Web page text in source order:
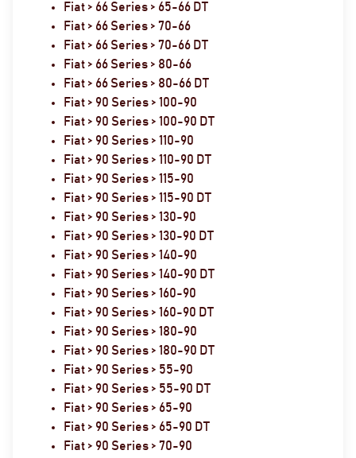
Fiat > 66 Series > 65-66 DT
Fiat > 66 Series > 70-66
Fiat > 66 Series > 70-66 DT
Fiat > 66 Series > 80-66
Fiat > 66 Series > 80-66 DT
Fiat > 90 Series > 100-90
Fiat > 90 Series > 100-90 DT
Fiat > 90 Series > 110-90
Fiat > 90 Series > 110-90 DT
Fiat > 90 Series > 115-90
Fiat > 90 Series > 115-90 DT
Fiat > 90 Series > 130-90
Fiat > 90 Series > 130-90 DT
Fiat > 90 Series > 140-90
Fiat > 90 Series > 140-90 DT
Fiat > 90 Series > 160-90
Fiat > 90 Series > 160-90 DT
Fiat > 90 Series > 180-90
Fiat > 90 Series > 180-90 DT
Fiat > 90 Series > 55-90
Fiat > 90 Series > 55-90 DT
Fiat > 90 Series > 65-90
Fiat > 90 Series > 65-90 DT
Fiat > 90 Series > 70-90